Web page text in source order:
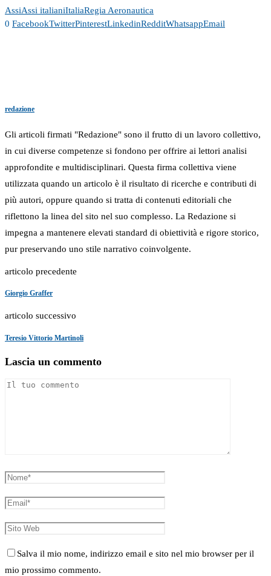
AssiAssi italianiItaliaRegia Aeronautica
0 FacebookTwitterPinterestLinkedinRedditWhatsappEmail
redazione
Gli articoli firmati "Redazione" sono il frutto di un lavoro collettivo,
in cui diverse competenze si fondono per offrire ai lettori analisi
approfondite e multidisciplinari. Questa firma collettiva viene
utilizzata quando un articolo è il risultato di ricerche e contributi di
più autori, oppure quando si tratta di contenuti editoriali che
riflettono la linea del sito nel suo complesso. La Redazione si
impegna a mantenere elevati standard di obiettività e rigore storico,
pur preservando uno stile narrativo coinvolgente.
articolo precedente
Giorgio Graffer
articolo successivo
Teresio Vittorio Martinoli
Lascia un commento
Salva il mio nome, indirizzo email e sito nel mio browser per il
mio prossimo commento.